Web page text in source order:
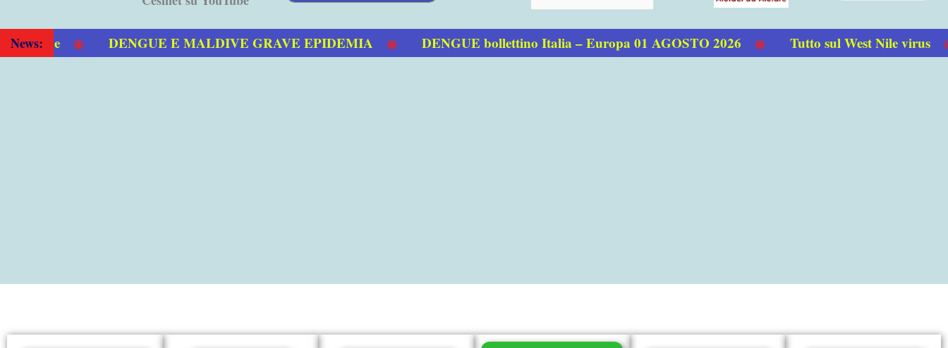
News: DENGUE E MALDIVE GRAVE EPIDEMIA DENGUE bollettino Italia – Europa 01 AGOSTO 2026 Tutto sul West Nile virus